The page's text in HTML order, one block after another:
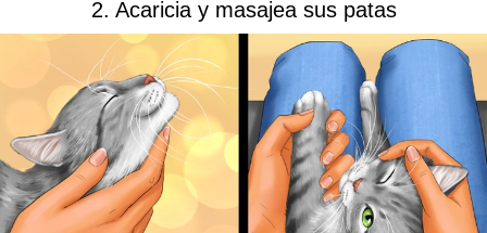
2. Acaricia y masajea sus patas